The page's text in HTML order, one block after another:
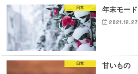
日常 年末モード
2021.12.27
日常 甘いもの